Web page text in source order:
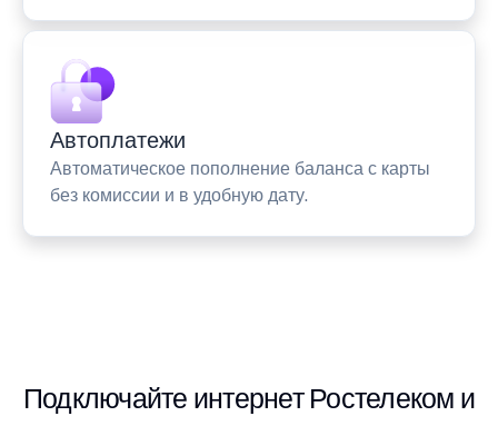
Автоплатежи
Автоматическое пополнение баланса с карты
без комиссии и в удобную дату.
Подключайте интернет Ростелеком и